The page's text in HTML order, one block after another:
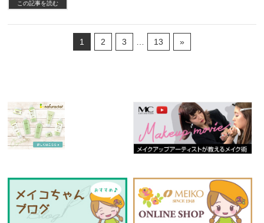
この記事を読む
1 2 3 13 »